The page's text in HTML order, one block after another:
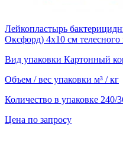
Лейкопластырь
Оксфорд) 4х10 см
Вид упаковки Картонный
Объем / вес упаковки м³ / кг
Количество в упаковке 240/
Цена по запросу